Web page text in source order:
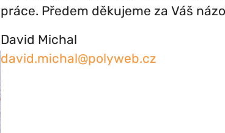
práce. Předem děkujeme za Váš
David Michal
david.michal@polyweb.cz